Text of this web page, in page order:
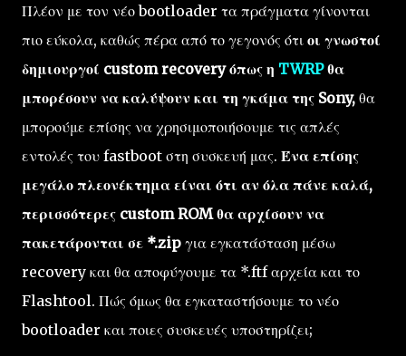
Πλέον με τον νέο bootloader τα πράγματα γίνονται
πιο εύκολα, καθώς πέρα από το γεγονός ότι οι γνωστοί
δημιουργοί custom recovery όπως η TWRPθα
μπορέσουν να καλύψουν και τη γκάμα της Sony, θα
μπορούμε επίσης να χρησιμοποιήσουμε τις απλές
εντολές του fastboot στη συσκευή μας. Ένα επίσης
μεγάλο πλεονέκτημα είναι ότι αν όλα πάνε καλά,
περισσότερες custom ROM θα αρχίσουν να
πακετάρονται σε *.zip για εγκατάσταση μέσω
recovery και θα αποφύγουμε τα *.ftf αρχεία και το
Flashtool. Πώς όμως θα εγκαταστήσουμε το νέο
bootloader και ποιες συσκευές υποστηρίζει;